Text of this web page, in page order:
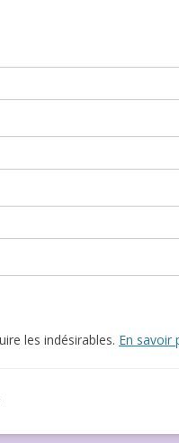
les indésirables. En savoir